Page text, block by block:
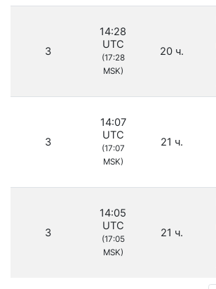
3
14:28
UTC
(17:28
MSK)
20 ч.
3
14:07
UTC
(17:07
MSK)
21 ч.
3
14:05
UTC
(17:05
MSK)
21 ч.